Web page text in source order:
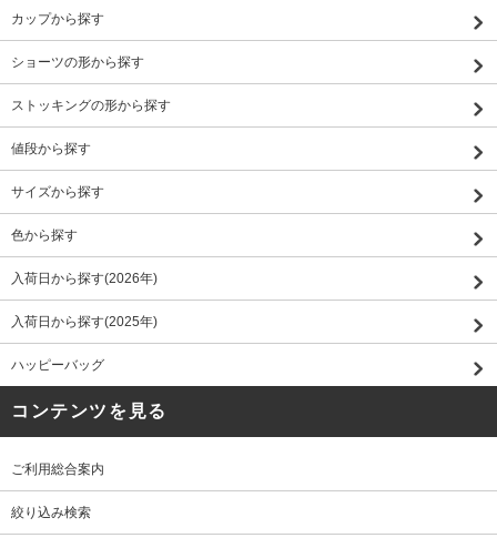
カップから探す
ショーツの形から探す
ストッキングの形から探す
値段から探す
サイズから探す
色から探す
入荷日から探す(2026年)
入荷日から探す(2025年)
ハッピーバッグ
コンテンツを見る
ご利用総合案内
絞り込み検索